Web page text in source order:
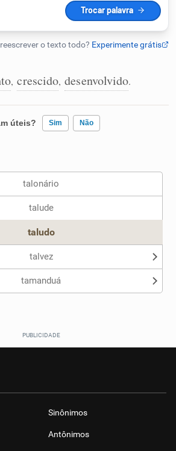
IA
, crescido, desenvolvido.
úteis? Sim Não
apresentados me ajudou
talonário
talude
taludo
talvez
tamanduá
Sinônimos
Antônimos